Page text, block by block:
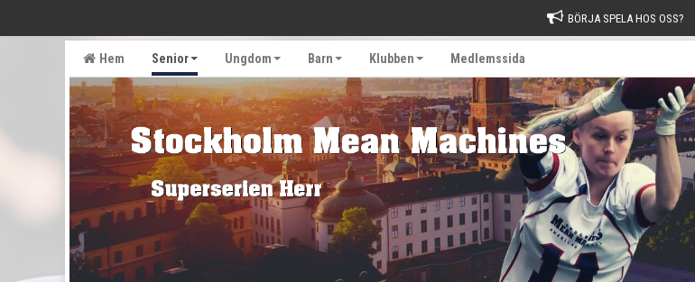
BÖRJA SPELA HOS OSS?
Hem Senior Ungdom Barn Klubben Medlemssida